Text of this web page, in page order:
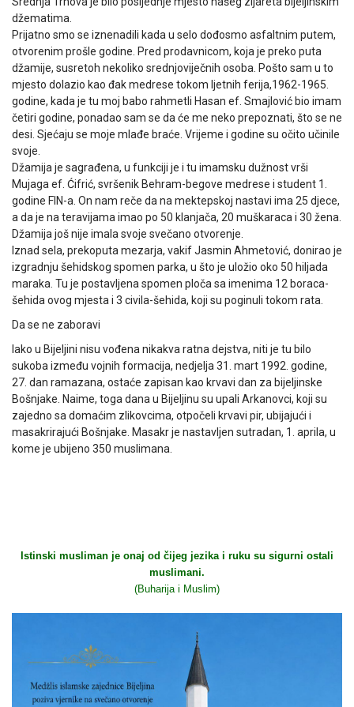
džematima.
Prijatno smo se iznenadili kada u selo dođosmo asfaltnim putem,
otvorenim prošle godine. Pred prodavnicom, koja je preko puta
džamije, susretoh nekoliko srednjoviječnih osoba. Pošto sam u to
mjesto dolazio kao đak medrese tokom ljetnih ferija,1962-1965.
godine, kada je tu moj babo rahmetli Hasan ef. Smajlović bio imam
četiri godine, ponadao sam se da će me neko prepoznati, što se ne
desi. Sjećaju se moje mlađe braće. Vrijeme i godine su očito učinile
svoje.
Džamija je sagrađena, u funkciji je i tu imamsku dužnost vrši
Mujaga ef. Ćifrić, svršenik Behram-begove medrese i student 1.
godine FIN-a. On nam reče da na mektepskoj nastavi ima 25 djece,
a da je na teravijama imao po 50 klanjača, 20 muškaraca i 30 žena.
Džamija još nije imala svoje svečano otvorenje.
Iznad sela, prekoputa mezarja, vakif Jasmin Ahmetović, donirao je
izgradnju šehidskog spomen parka, u što je uložio oko 50 hiljada
maraka. Tu je postavljena spomen ploča sa imenima 12 boraca-
šehida ovog mjesta i 3 civila-šehida, koji su poginuli tokom rata.
Da se ne zaboravi
Iako u Bijeljini nisu vođena nikakva ratna dejstva, niti je tu bilo
sukoba između vojnih formacija, nedjelja 31. mart 1992. godine,
27. dan ramazana, ostaće zapisan kao krvavi dan za bijeljinske
Bošnjake. Naime, toga dana u Bijeljinu su upali Arkanovci, koji su
zajedno sa domaćim zlikovcima, otpočeli krvavi pir, ubijajući i
masakrirajući Bošnjake. Masakr je nastavljen sutradan, 1. aprila, u
kome je ubijeno 350 muslimana.
Istinski musliman je onaj od čijeg jezika i ruku su sigurni ostali
muslimani.
(Buharija i Muslim)